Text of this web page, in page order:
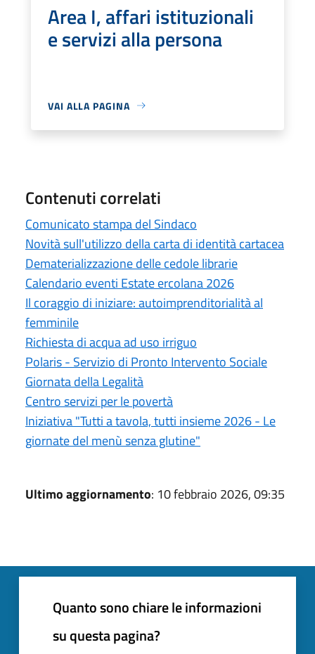
Area I, affari istituzionali
e servizi alla persona
VAI ALLA PAGINA
Contenuti correlati
Comunicato stampa del Sindaco
Novità sull'utilizzo della carta di identità cartacea
Dematerializzazione delle cedole librarie
Calendario eventi Estate ercolana 2026
Il coraggio di iniziare: autoimprenditorialità al
femminile
Richiesta di acqua ad uso irriguo
Polaris - Servizio di Pronto Intervento Sociale
Giornata della Legalità
Centro servizi per le povertà
Iniziativa "Tutti a tavola, tutti insieme 2026 - Le
giornate del menù senza glutine"
Ultimo aggiornamento: 10 febbraio 2026, 09:35
Quanto sono chiare le informazioni
su questa pagina?